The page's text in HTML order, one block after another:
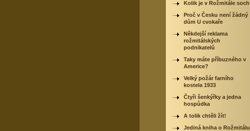
Kolik je v Rožmitále soch
Proč v Česku není žádný
dům U cvokaře
Někdejší reklama
rožmitálských
podnikatelů
Taky máte příbuzného v
Americe?
Velký požár farního
kostela 1933
Čtyři šenkýřky a jedna
hospůdka
A tolik chtěli žít!
Jediná kniha o Rožmitálu